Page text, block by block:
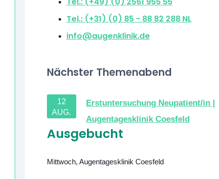
Tel.: (+31) (0) 85 - 88 82 288 NL
info@augenklinik.de
Nächster Themenabend
12
AUG.
Erstuntersuchung Neupatient/in |
Augentagesklinik Coesfeld
Ausgebucht
Mittwoch, Augentagesklinik Coesfeld